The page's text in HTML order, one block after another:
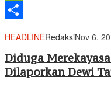
WeChat
HEADLINERedaksiNov 6,
Diduga
Dilaporkan Dewi